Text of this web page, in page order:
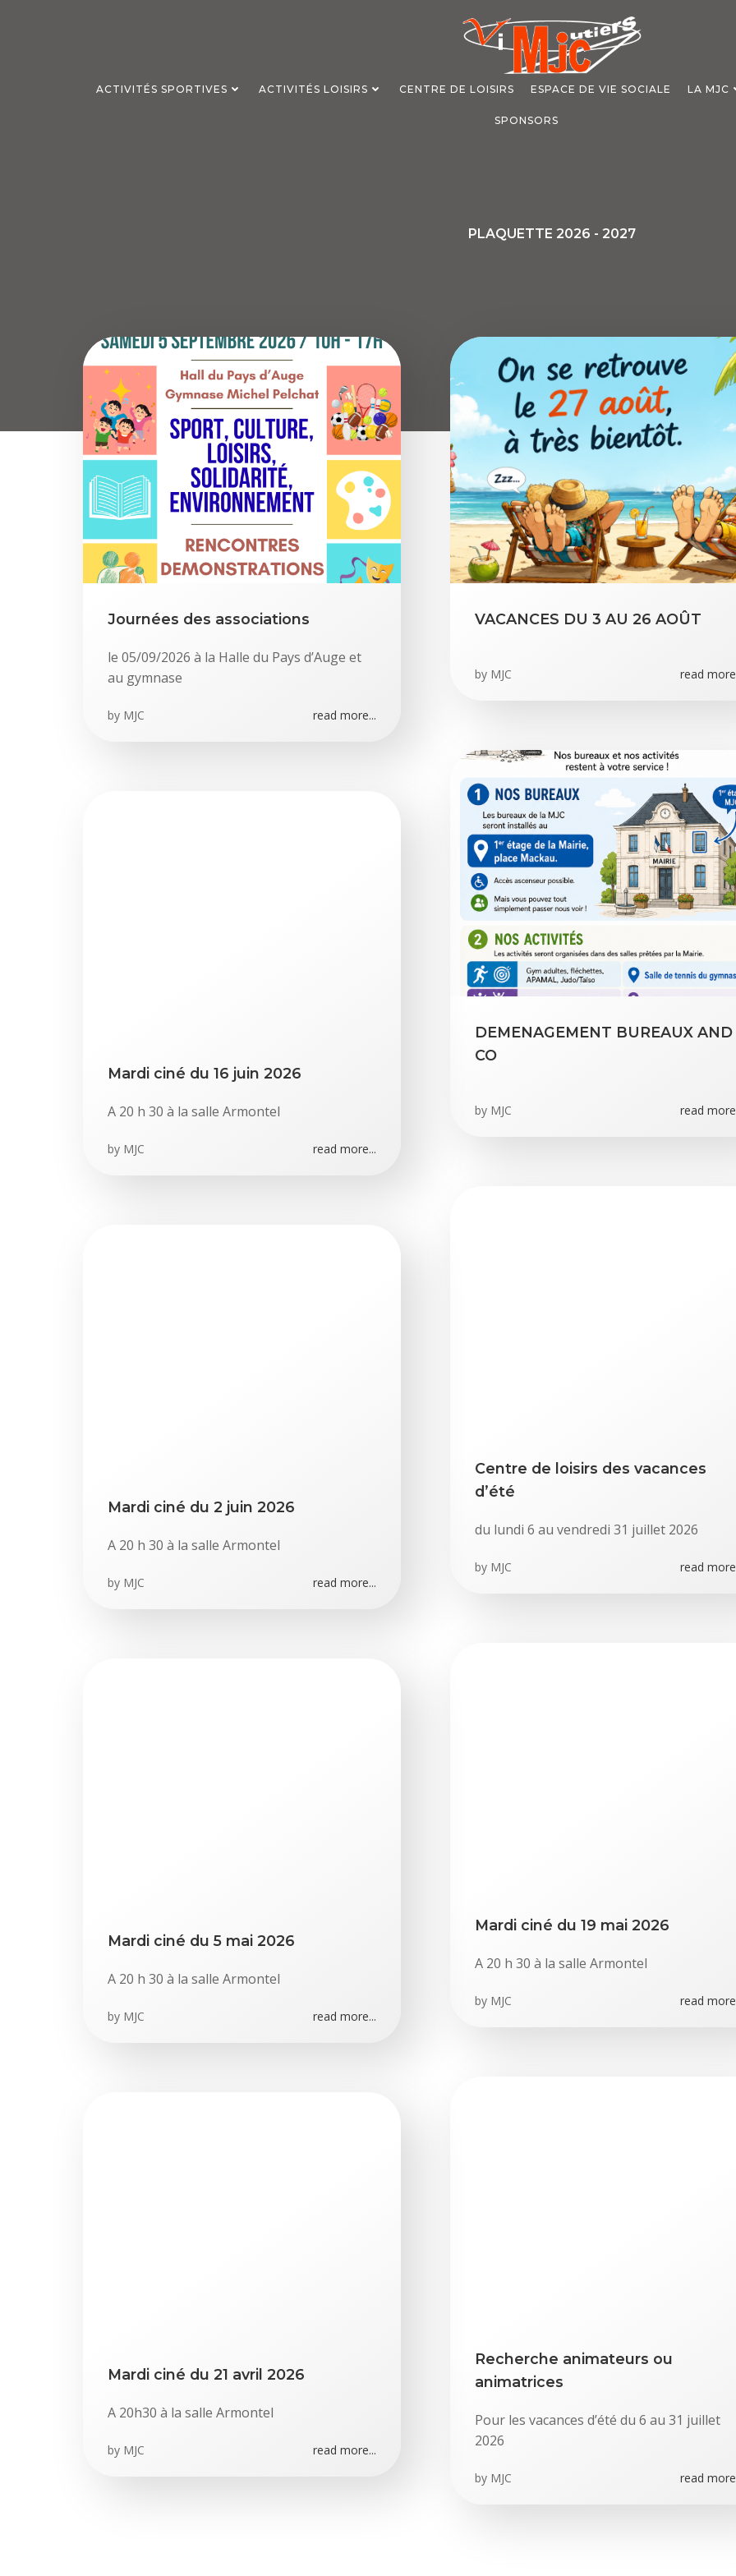
ACTIVITÉS SPORTIVES ACTIVITÉS LOISIRS CENTRE DE LOISIRS ESPACE DE VIE SOCIALE LA MJC
SPONSORS
PLAQUETTE 2026 - 2027
Journées des associations
le 05/09/2026 à la Halle du Pays d’Auge et
au gymnase
by MJC read more...
VACANCES DU 3 AU 26 AOÛT
by MJC read
DEMENAGEMENT BUREAUX AND
CO
by MJC read
Mardi ciné du 16 juin 2026
A 20 h 30 à la salle Armontel
by MJC read more...
Centre de loisirs des vacances
d’été
du lundi 6 au vendredi 31 juillet 2026
by MJC read
Mardi ciné du 2 juin 2026
A 20 h 30 à la salle Armontel
by MJC read more...
Mardi ciné du 19 mai 2026
A 20 h 30 à la salle Armontel
by MJC read
Mardi ciné du 5 mai 2026
A 20 h 30 à la salle Armontel
by MJC read more...
Recherche animateurs ou
animatrices
Pour les vacances d’été du 6 au 31 juillet
2026
by MJC read
Mardi ciné du 21 avril 2026
A 20h30 à la salle Armontel
by MJC read more...